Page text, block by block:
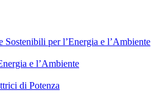
Sostenibili per l’Energia e l’Ambiente
e l’Ambiente
di Potenza